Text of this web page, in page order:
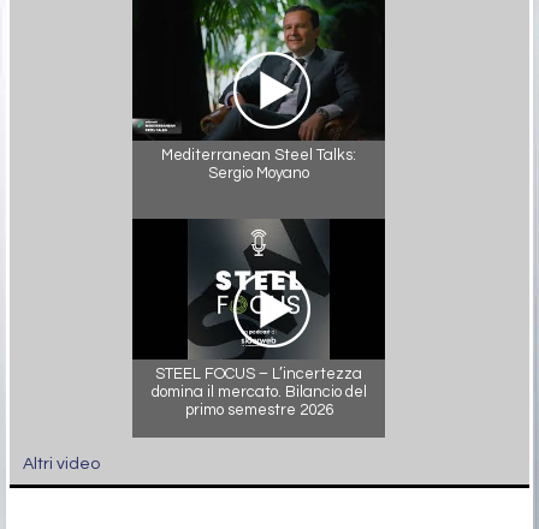
Mediterranean Steel Talks:
Sergio Moyano
STEEL FOCUS – L’incertezza
domina il mercato. Bilancio del
primo semestre 2026
Altri video